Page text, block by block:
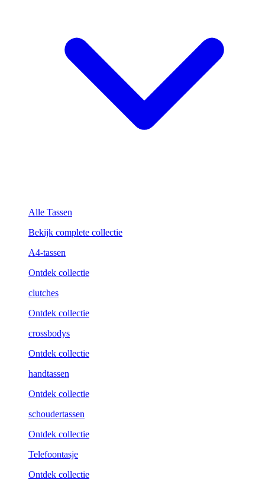
Alle Tassen
Bekijk complete collectie
A4-tassen
Ontdek collectie
clutches
Ontdek collectie
crossbodys
Ontdek collectie
handtassen
Ontdek collectie
schoudertassen
Ontdek collectie
Telefoontasje
Ontdek collectie